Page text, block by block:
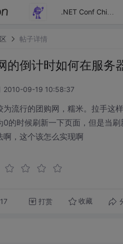
.NET Conf China
帖子详情
的倒计时如何在服务
2010-09-19 10:58:37
为流行的团购网，糯米。拉手这
0的时候刷新一下页面，但是当
啊，这个该怎么实现啊
17 打赏 收藏